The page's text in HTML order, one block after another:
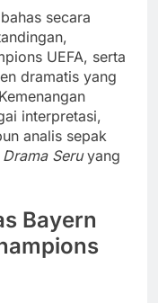
secara
UEFA, serta
dramatis yang
interpretasi,
analis sepak
Drama Seruyang
Bayern